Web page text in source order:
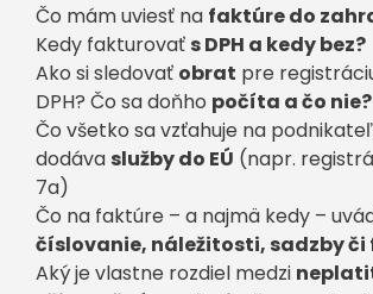
Čo mám uviesť na faktúre do
Kedy fakturovať s DPH a kedy bez?
Ako si sledovať obrat pre
DPH? Čo sa doňho počíta a čo nie?
Čo všetko sa vzťahuje na
dodáva služby do EÚ (napr.
7a)
Čo na faktúre – a najmä kedy –
číslovanie, náležitosti, sadzby či
Aký je vlastne rozdiel medzi